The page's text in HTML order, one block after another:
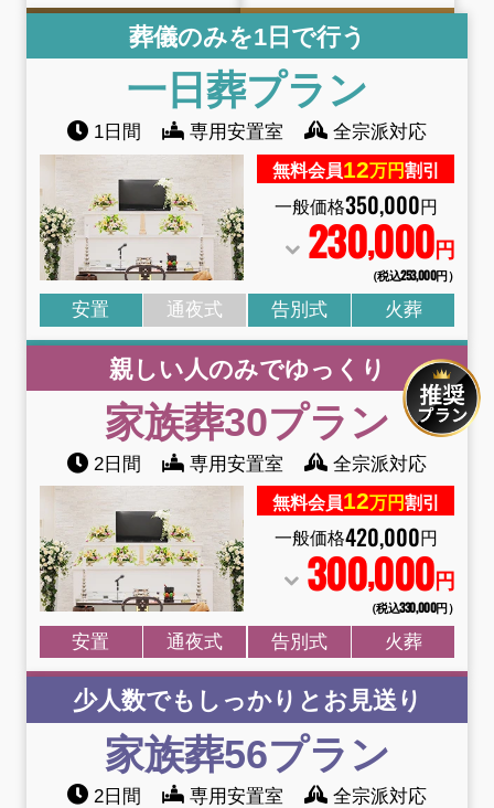
葬儀のみを1日で行う
一日葬プラン
1日間 専用安置室 全宗派対応
無料会員12万円割引
一般価格350,000円
230,000円
（税込253,000円）
安置 通夜式 告別式 火葬
親しい人のみでゆっくり
家族葬30プラン
2日間 専用安置室 全宗派対応
無料会員12万円割引
一般価格420,000円
300,000円
（税込330,000円）
安置 通夜式 告別式 火葬
少人数でもしっかりとお見送り
家族葬56プラン
2日間 専用安置室 全宗派対応